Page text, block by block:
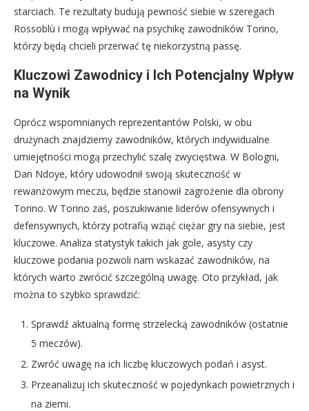
starciach. Te rezultaty budują pewność siebie w szeregach
Rossoblù i mogą wpływać na psychikę zawodników Torino,
którzy będą chcieli przerwać tę niekorzystną passę.
Kluczowi Zawodnicy i Ich Potencjalny Wpływ
na Wynik
Oprócz wspomnianych reprezentantów Polski, w obu
drużynach znajdziemy zawodników, których indywidualne
umiejętności mogą przechylić szalę zwycięstwa. W Bologni,
Dan Ndoye, który udowodnił swoją skuteczność w
rewanżowym meczu, będzie stanowił zagrożenie dla obrony
Torino. W Torino zaś, poszukiwanie liderów ofensywnych i
defensywnych, którzy potrafią wziąć ciężar gry na siebie, jest
kluczowe. Analiza statystyk takich jak gole, asysty czy
kluczowe podania pozwoli nam wskazać zawodników, na
których warto zwrócić szczególną uwagę. Oto przykład, jak
można to szybko sprawdzić:
Sprawdź aktualną formę strzelecką zawodników (ostatnie
5 meczów).
Zwróć uwagę na ich liczbę kluczowych podań i asyst.
Przeanalizuj ich skuteczność w pojedynkach powietrznych i
na ziemi.